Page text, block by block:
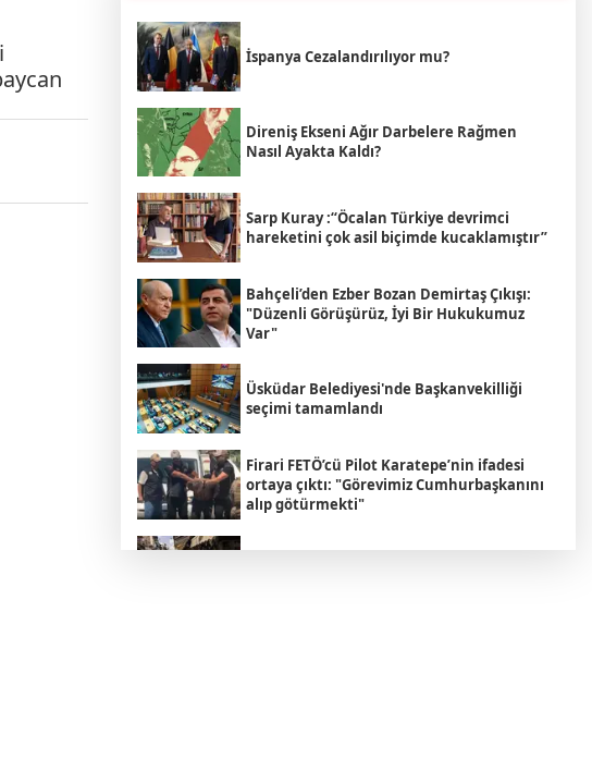
İspanya Cezalandırılıyor mu?
Direniş Ekseni Ağır Darbelere Rağmen
Nasıl Ayakta Kaldı?
Sarp Kuray :“Öcalan Türkiye devrimci
hareketini çok asil biçimde kucaklamıştır”
Bahçeli’den Ezber Bozan Demirtaş Çıkışı:
"Düzenli Görüşürüz, İyi Bir Hukukumuz
Var"
Üsküdar Belediyesi'nde Başkanvekilliği
seçimi tamamlandı
Firari FETÖ’cü Pilot Karatepe’nin ifadesi
ortaya çıktı: "Görevimiz Cumhurbaşkanını
alıp götürmekti"